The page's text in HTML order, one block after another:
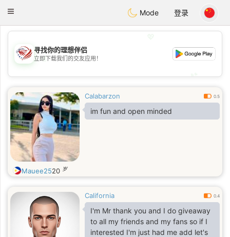
Dating
Toggle
Mode 登录
💖
💕
寻找你的理想伴侣
立即下载我们的交友应用！
Calabarzon 0.5
im fun and open minded
Mauee2520 岁
California 0.4
I'm Mr thank you and I do giveaway
to all my friends and my fans so if I
interested I'm just had me add let's